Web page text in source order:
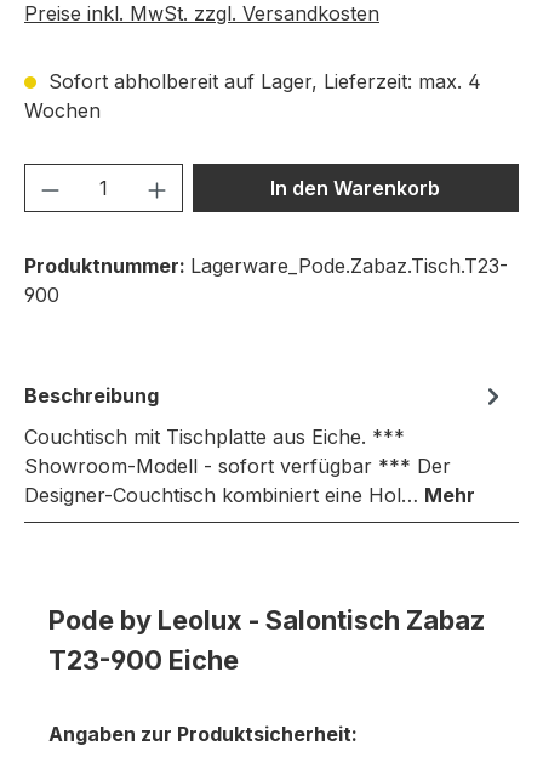
Preise inkl. MwSt. zzgl. Versandkosten
Sofort abholbereit auf Lager, Lieferzeit: max. 4
Wochen
Produkt Anzahl: Gib denIn den Warenkorb
Produktnummer: Lagerware_Pode.Zabaz.Tisch.T23-
900
Beschreibung
Couchtisch mit Tischplatte aus Eiche. ***
Showroom-Modell - sofort verfügbar *** Der
Designer-Couchtisch kombiniert eine Hol… Mehr
Pode by Leolux - Salontisch Zabaz
T23-900 Eiche
Angaben zur Produktsicherheit: